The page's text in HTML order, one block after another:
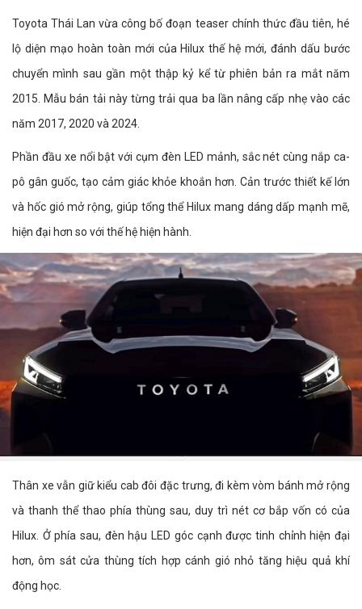
Toyota Thái Lan vừa công bố đoạn teaser chính thức đầu tiên, hé
lộ diện mạo hoàn toàn mới của Hilux thế hệ mới, đánh dấu bước
chuyển mình sau gần một thập kỷ kể từ phiên bản ra mắt năm
2015. Mẫu bán tải này từng trải qua ba lần nâng cấp nhẹ vào các
năm 2017, 2020 và 2024.
Phần đầu xe nổi bật với cụm đèn LED mảnh, sắc nét cùng nắp ca-
pô gân guốc, tạo cảm giác khỏe khoắn hơn. Cản trước thiết kế lớn
và hốc gió mở rộng, giúp tổng thể Hilux mang dáng dấp mạnh mẽ,
hiện đại hơn so với thế hệ hiện hành.
Thân xe vẫn giữ kiểu cab đôi đặc trưng, đi kèm vòm bánh mở rộng
và thanh thể thao phía thùng sau, duy trì nét cơ bắp vốn có của
Hilux. Ở phía sau, đèn hậu LED góc cạnh được tinh chỉnh hiện đại
hơn, ôm sát cửa thùng tích hợp cánh gió nhỏ tăng hiệu quả khí
động học.